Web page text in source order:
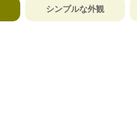
シンプルな外観